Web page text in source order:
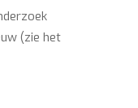
(zie het
schrijft
het